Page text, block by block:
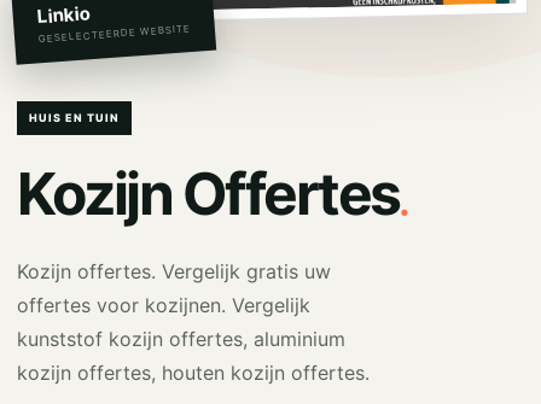
Linkio
GESELECTEERDE WEBSITE
HUIS EN TUIN
Kozijn Offertes.
Kozijn offertes. Vergelijk gratis uw
offertes voor kozijnen. Vergelijk
kunststof kozijn offertes, aluminium
kozijn offertes, houten kozijn offertes.